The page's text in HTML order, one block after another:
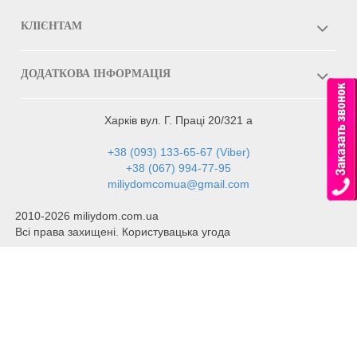
КЛІЄНТАМ
ДОДАТКОВА ІНФОРМАЦІЯ
Харків вул. Г. Праці 20/321 а
+38 (093) 133-65-67 (Viber)
+38 (067) 994-77-95
miliydomcomua@gmail.com
2010-2026 miliydom.com.ua
Всі права захищені. Користувацька угода